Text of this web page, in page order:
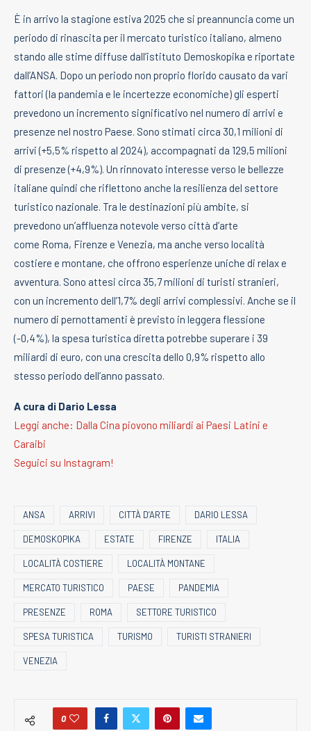
È in arrivo la stagione estiva 2025 che si preannuncia come un
periodo di rinascita per il mercato turistico italiano, almeno
stando alle stime diffuse dall’istituto Demoskopika e riportate
dall’ANSA. Dopo un periodo non proprio florido causato da vari
fattori (la pandemia e le incertezze economiche) gli esperti
prevedono un incremento significativo nel numero di arrivi e
presenze nel nostro Paese. Sono stimati circa 30,1 milioni di
arrivi (+5,5% rispetto al 2024), accompagnati da 129,5 milioni
di presenze (+4,9%). Un rinnovato interesse verso le bellezze
italiane quindi che riflettono anche la resilienza del settore
turistico nazionale. Tra le destinazioni più ambite, si
prevedono un’affluenza notevole verso città d’arte
come Roma, Firenze e Venezia, ma anche verso località
costiere e montane, che offrono esperienze uniche di relax e
avventura. Sono attesi circa 35,7 milioni di turisti stranieri,
con un incremento dell’1,7% degli arrivi complessivi. Anche se il
numero di pernottamenti è previsto in leggera flessione
(-0,4%), la spesa turistica diretta potrebbe superare i 39
miliardi di euro, con una crescita dello 0,9% rispetto allo
stesso periodo dell’anno passato.
A cura di Dario Lessa
Leggi anche: Dalla Cina piovono miliardi ai Paesi Latini e
Caraibi
Seguici su Instagram!
ANSA ARRIVI CITTÀ D’ARTE DARIO LESSA
DEMOSKOPIKA ESTATE FIRENZE ITALIA
LOCALITÀ COSTIERE LOCALITÀ MONTANE
MERCATO TURISTICO PAESE PANDEMIA
PRESENZE ROMA SETTORE TURISTICO
SPESA TURISTICA TURISMO TURISTI STRANIERI
VENEZIA
0